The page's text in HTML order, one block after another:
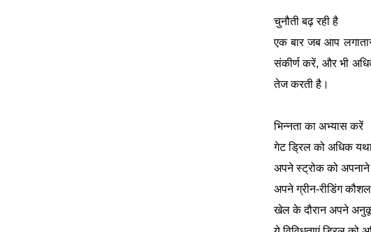
चुनौती बढ़ रही है
एक बार जब आप
संकीर्ण करें, और भी
तेज करती है।
भिन्नता का अभ्यास करें
गेट ड्रिल को अधिक
अपने स्ट्रोक को
अपने ग्रीन-रीडिंग
खेल के दौरान अपने